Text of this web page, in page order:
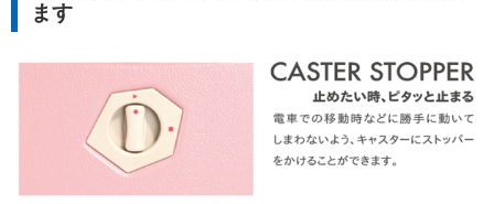
ます